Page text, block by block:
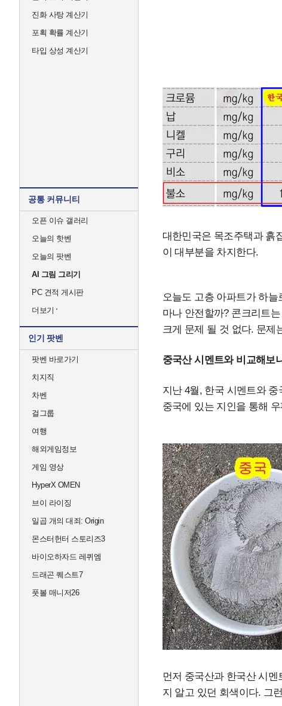
진화 사탕 계산기
포획 확률 계산기
타입 상성 계산기
공통 커뮤니티
오픈 이슈 갤러리
오늘의 핫벤
오늘의 팟벤
AI 그림 그리기
PC 견적 게시판
더보기
인기 팟벤
팟벤 바로가기
치지직
차벤
걸그룹
여행
해외게임정보
게임 영상
HyperX OMEN
브이 라이징
일곱 개의 대죄: Origin
몬스터헌터 스토리즈3
바이오하자드 레퀴엠
드래곤 퀘스트7
풋볼 매니저26
대한민국은 목조주택과 흙
이 대부분을 차지한다.
오늘도 고층 아파트가 하
마나 안전할까? 콘크리트
크게 문제 될 것 없다. 문제
중국산 시멘트와 비교해보니
지난 4월, 한국 시멘트와
중국에 있는 지인을 통해
먼저 중국산과 한국산 시
지 알고 있던 회색이다. 그